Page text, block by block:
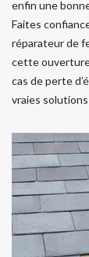
enfin une
Faites
réparateur de
cette
cas de perte
vraies